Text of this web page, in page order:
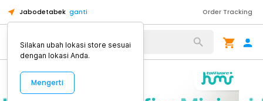
Jabodetabek ganti Order Tracking
Alat Kopi
Silakan ubah lokasi store sesuai
dengan lokasi Anda.
Mengerti